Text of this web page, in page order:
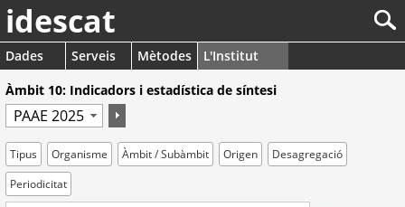
idescat
Dades Serveis Mètodes
L'Institut
Àmbit 10: Indicadors i estadística de síntesi
Tipus Organisme Àmbit / Subàmbit Origen
Desagregació
Periodicitat